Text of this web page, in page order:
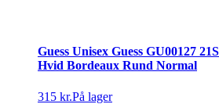
Guess Unisex Guess GU00127
Hvid Bordeaux Rund Normal
315 kr.På lager